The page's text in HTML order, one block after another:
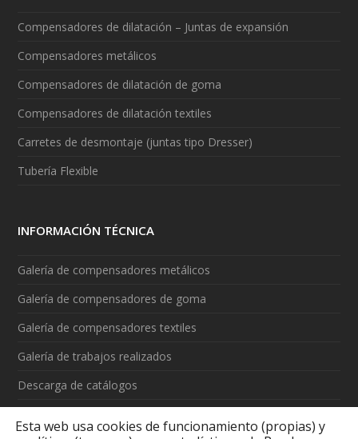
Compensadores de dilatación – Juntas de expansión
Compensadores metálicos
Compensadores de dilatación de goma
Compensadores de dilatación textiles
Carretes de desmontaje (juntas tipo Dresser)
Tubería Flexible
INFORMACIÓN TÉCNICA
Galería de compensadores metálicos
Galería de compensadores de goma
Galería de compensadores textiles
Galería de trabajos realizados
Descarga de catálogos
Esta web usa cookies de funcionamiento (propias) y